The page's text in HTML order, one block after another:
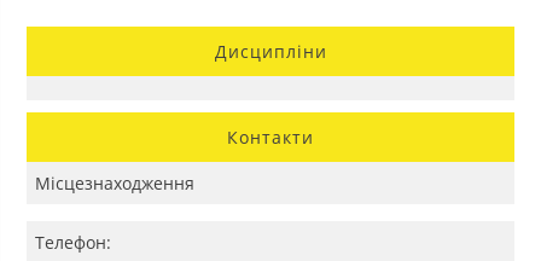
Дисципліни
Контакти
Місцезнаходження
Телефон: